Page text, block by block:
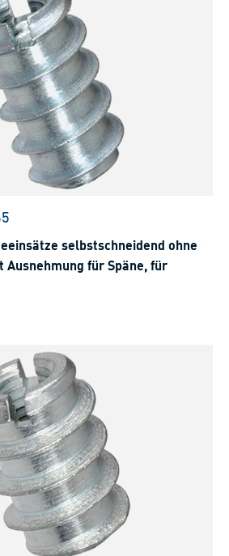
selbstschneidend ohne
Ausnehmung für Späne, für